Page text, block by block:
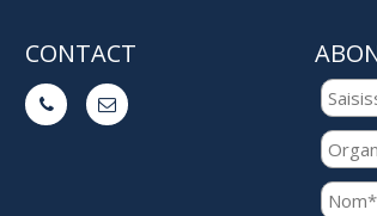
CONTACT
 